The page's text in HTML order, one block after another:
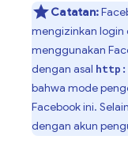
Catatan:
mengizinkan login
menggunakan
dengan asal
bahwa mode
Facebook ini.
dengan akun